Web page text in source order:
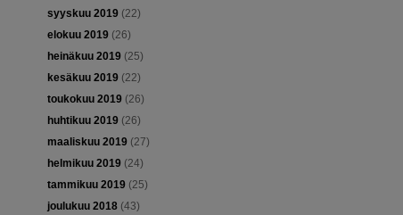
syyskuu 2019(22)
elokuu 2019(26)
heinäkuu 2019(25)
kesäkuu 2019(22)
toukokuu 2019(26)
huhtikuu 2019(26)
maaliskuu 2019(27)
helmikuu 2019(24)
tammikuu 2019(25)
joulukuu 2018(43)